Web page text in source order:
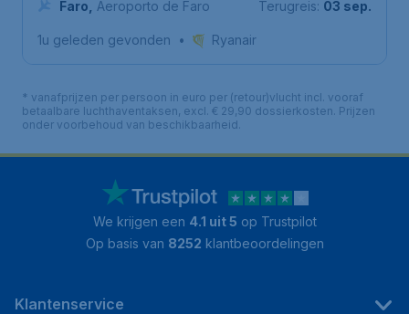
Faro Aeroporto de Faro
Terugreis: 03 sep.
1u geleden gevonden • Ryanair
* vanafprijzen per persoon in euro per (retour)vlucht incl. vooraf
betaalbare luchthaventaksen, excl. € 29,90 dossierkosten. Prijzen
onder voorbehoud van beschikbaarheid.
We krijgen een 4.1 uit 5 op Trustpilot
Op basis van 8252 klantbeoordelingen
Klantenservice